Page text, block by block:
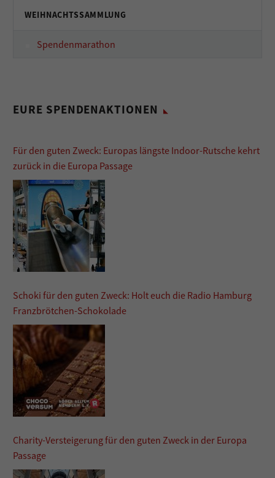
WEIHNACHTSSAMMLUNG
Spendenmarathon
EURE SPENDENAKTIONEN
Für den guten Zweck: Europas längste Indoor-Rutsche kehrt
zurück in die Europa Passage
Schoki für den guten Zweck: Holt euch die Radio Hamburg
Franzbrötchen-Schokolade
Charity-Versteigerung für den guten Zweck in der Europa
Passage